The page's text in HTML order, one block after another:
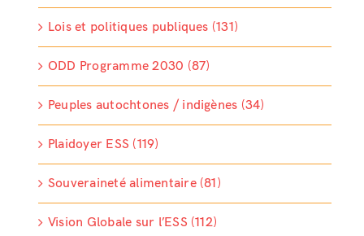
Lois et politiques publiques (131)
ODD Programme 2030 (87)
Peuples autochtones / indigènes (34)
Plaidoyer ESS (119)
Souveraineté alimentaire (81)
Vision Globale sur l’ESS (112)